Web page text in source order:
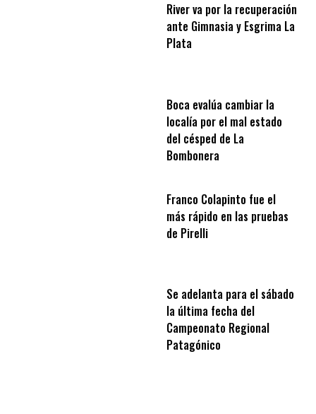
River va por la recuperación
ante Gimnasia y Esgrima La
Plata
Boca evalúa cambiar la
localía por el mal estado
del césped de La
Bombonera
Franco Colapinto fue el
más rápido en las pruebas
de Pirelli
Se adelanta para el sábado
la última fecha del
Campeonato Regional
Patagónico